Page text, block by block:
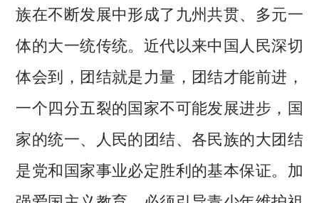
族在不断发展中形成了九州共贯、多元一
体的大一统传统。近代以来中国人民深切
体会到，团结就是力量，团结才能前进，
一个四分五裂的国家不可能发展进步，国
家的统一、人民的团结、各民族的大团结
是党和国家事业必定胜利的基本保证。加